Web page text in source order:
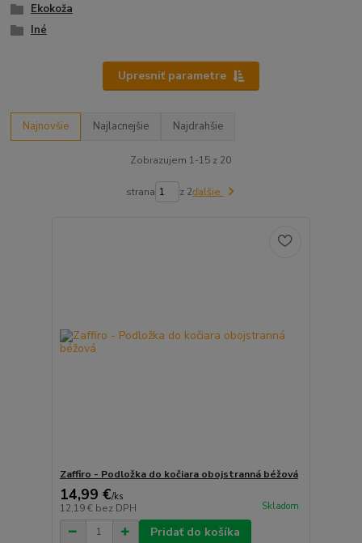
Ekokoža
Iné
Upresniť parametre
Najnovšie Najlacnejšie Najdrahšie
Zobrazujem 1-15 z 20
strana z 2ďalšie
Zaffiro - Podložka do kočiara obojstranná béžová
14,99 €/ks
12,19 € bez DPH Skladom
Pridať do košíka